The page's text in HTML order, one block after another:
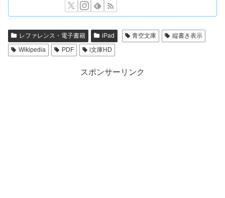
レファレンス・電子書籍 iPad 青空文庫
縦書き表示
Wikipedia
PDF i文庫HD
スポンサーリンク